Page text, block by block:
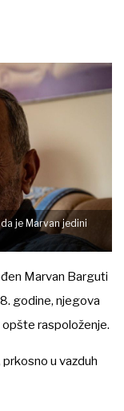
je Marvan jedini
Marvan Barguti
godine, njegova
raspoloženje.
u vazduh